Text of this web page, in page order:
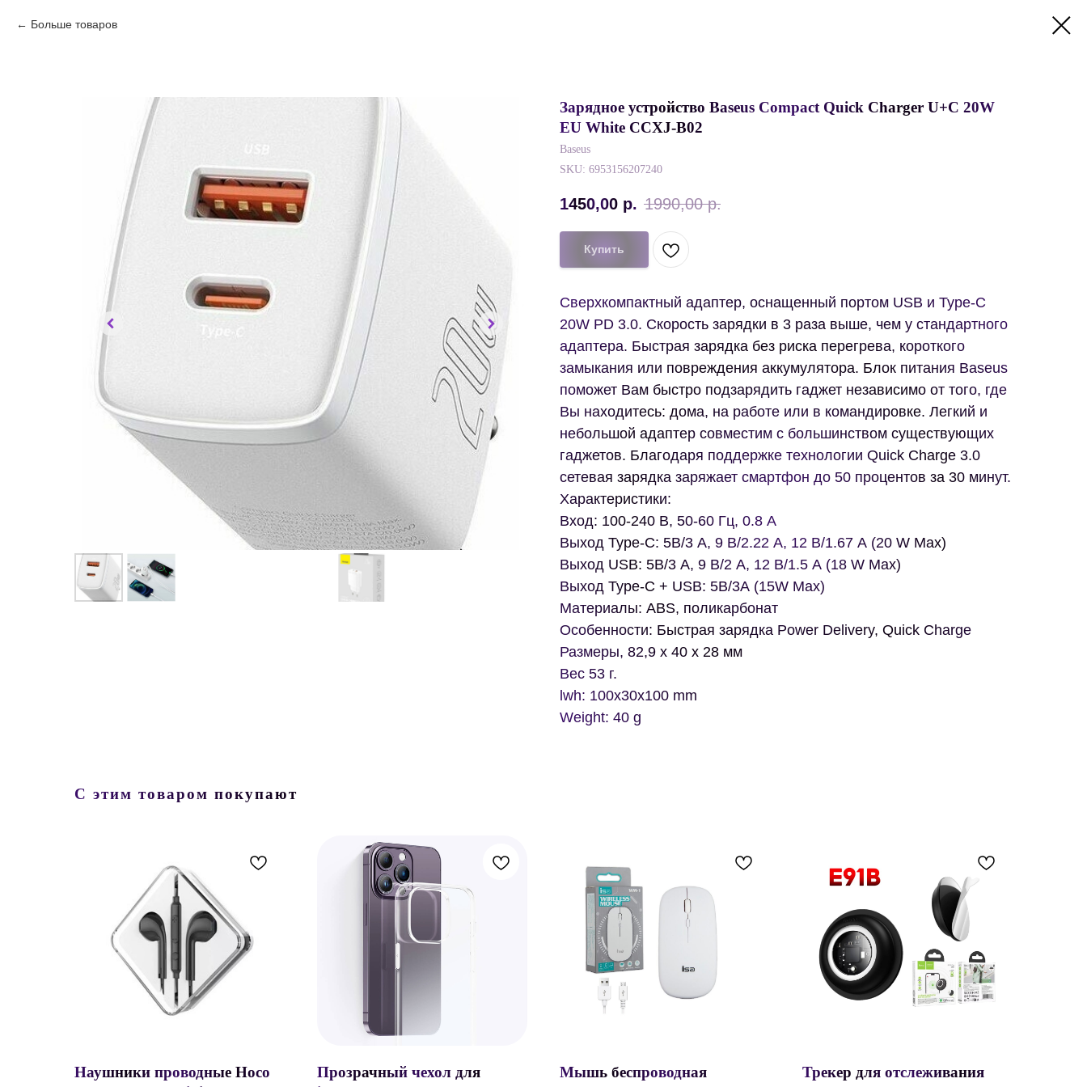
Больше товаров
Зарядное устройство Baseus Compact Quick Charger U+C 20W
EU White CCXJ-B02
Baseus
SKU: 6953156207240
1450,00 р. 1990,00 р.
Купить
Сверхкомпактный адаптер, оснащенный портом USB и Type-C
20W PD 3.0. Скорость зарядки в 3 раза выше, чем у стандартного
адаптера. Быстрая зарядка без риска перегрева, короткого
замыкания или повреждения аккумулятора. Блок питания Baseus
поможет Вам быстро подзарядить гаджет независимо от того, где
Вы находитесь: дома, на работе или в командировке. Легкий и
небольшой адаптер совместим с большинством существующих
гаджетов. Благодаря поддержке технологии Quick Charge 3.0
сетевая зарядка заряжает смартфон до 50 процентов за 30 минут.
Характеристики:
Вход: 100-240 В, 50-60 Гц, 0.8 А
Выход Type-C: 5В/3 А, 9 В/2.22 А, 12 В/1.67 А (20 W Max)
Выход USB: 5В/3 А, 9 В/2 А, 12 В/1.5 А (18 W Max)
Выход Type-C + USB: 5В/3А (15W Max)
Материалы: ABS, поликарбонат
Особенности: Быстрая зарядка Power Delivery, Quick Charge
Размеры, 82,9 x 40 x 28 мм
Вес 53 г.
lwh: 100x30x100 mm
Weight: 40 g
С этим товаром покупают
Наушники проводные Hoco
Прозрачный чехол для
Мышь беспроводная
Трекер для отслеживания